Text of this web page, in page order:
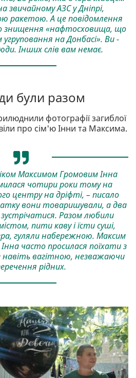
звичайному АЗС у Дніпрі,
ракетою. А це повідомлення
знищення «нафтосховища, що
на Донбасі». Ви -
Інших слів вам немає.
були разом
фотографії загиблої
про сім'ю Інни та Максима.
Максимом Громовим Інна
чотири роки тому на
центру на дріфті, – писало
вони товаришували, а два
Разом любили
пити каву і їсти суші,
гуляли набережною. Максим
часто просилася поїхати з
навіть вагітною, незважаючи
рідних.